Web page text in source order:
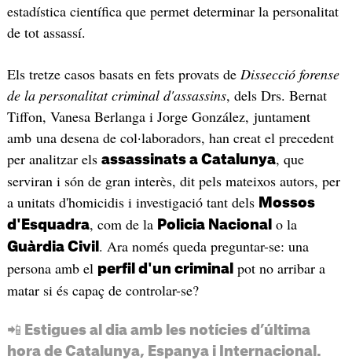
estadística científica que permet determinar la personalitat
de tot assassí.
Els tretze casos basats en fets provats de Dissecció forense
de la personalitat criminal d'assassins, dels Drs. Bernat
Tiffon, Vanesa Berlanga i Jorge González, juntament
amb una desena de col·laboradors, han creat el precedent
per analitzar els assassinats a Catalunya, que
serviran i són de gran interès, dit pels mateixos autors, per
a unitats d'homicidis i investigació tant dels Mossos
d'Esquadra, com de la Policia Nacional o la
Guàrdia Civil . Ara només queda preguntar-se: una
persona amb el perfil d'un criminal pot no arribar a
matar si és capaç de controlar-se?
📲 Estigues al dia amb les notícies d’última
hora de Catalunya, Espanya i Internacional.